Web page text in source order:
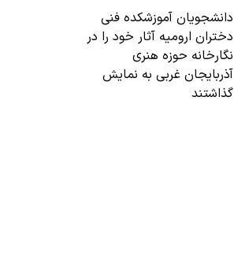
دانشجویان آموزشکده فنی
دختران ارومیه آثار خود را در
نگارخانه حوزه هنری
آذربایجان غربی به نمایش
گذاشتند